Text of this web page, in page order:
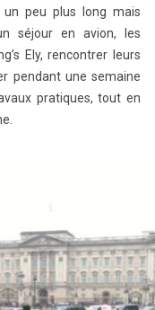
peu plus long mais
séjour en avion, les
Ely, rencontrer leurs
pendant une semaine
pratiques, tout en